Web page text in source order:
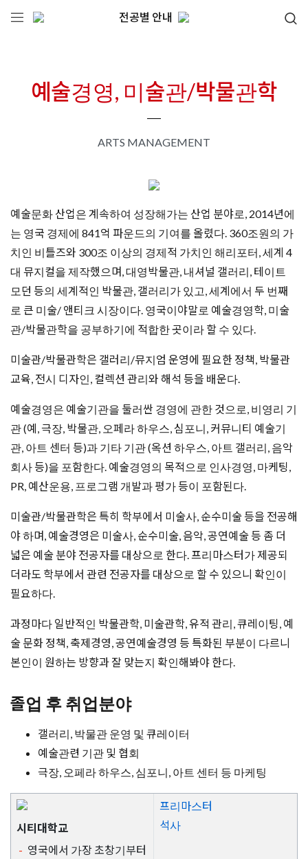
전공별 안내
예술경영, 미술관/박물관학
ARTS MANAGEMENT
예술문화 산업은 계속하여 성장해가는 산업 분야로, 2014년에
는 영국 경제에 841억 파운드의 기여를 올렸다. 360조원의 가
치인 비틀즈와 300조 이상의 경제적 가치인 해리포터, 세계 4
대 뮤지컬을 제작했으며, 대영박물관, 내셔널 갤러리, 테이트
모던 등의 세계적인 박물관, 갤러리가 있고, 세계에서 두 번째
로 큰 미술/ 앤티크 시장이다. 영국이야말로 예술경영학, 미술
관/박물관학을 공부하기에 적합한 곳이라 할 수 있다.
미술관/박물관학은 갤러리/뮤지엄 운영에 필요한 정책, 박물관
교육, 전시 디자인, 컬렉션 관리와 해석 등을 배운다.
예술경영은 예술기관을 둘러싼 경영에 관한 것으로, 비영리 기
관 (예, 극장, 박물관, 오페라 하우스, 심포니, 커뮤니티 예술기
관, 아트 센터 등)과 기타 기관 (옥션 하우스, 아트 갤러리, 음악
회사 등)을 포함한다. 예술경영의 목적으로 인사경영, 마케팅,
PR, 예산운용, 프로그램 개발과 평가 등이 포함된다.
미술관/박물관학은 특히 학부에서 미술사, 순수미술 등을 전공해
야 하며, 예술경영은 미술사, 순수미술, 음악, 공연예술 등 좀 더
넓은 예술 분야 전공자를 대상으로 한다. 프리마스터가 제공되
더라도 학부에서 관련 전공자를 대상으로 할 수 있으니 확인이
필요하다.
과정마다 일반적인 박물관학, 미술관학, 유적 관리, 큐레이팅, 예
술 문화 정책, 축제경영, 공연예술경영 등 특화된 부분이 다르니
본인이 원하는 방향과 잘 맞는지 확인해봐야 한다.
졸업 후 취업분야
갤러리, 박물관 운영 및 큐레이터
예술관련 기관 및 협회
극장, 오페라 하우스, 심포니, 아트 센터 등 마케팅
시티대학교
영국에서 가장 초창기부터
프리마스터
석사